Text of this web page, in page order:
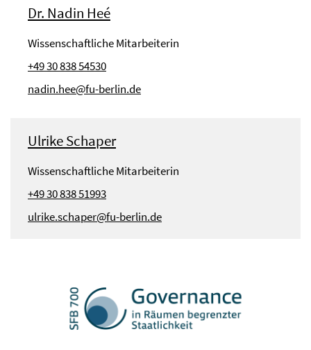
Dr. Nadin Heé
Wissenschaftliche Mitarbeiterin
+49 30 838 54530
nadin.hee@fu-berlin.de
Ulrike Schaper
Wissenschaftliche Mitarbeiterin
+49 30 838 51993
ulrike.schaper@fu-berlin.de